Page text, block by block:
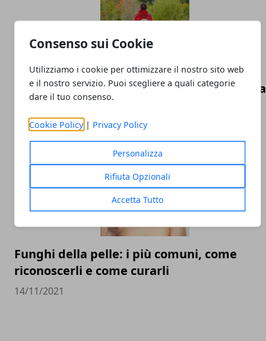
Consenso sui Cookie
Utilizziamo i cookie per ottimizzare il nostro sito web
e il nostro servizio. Puoi scegliere a quali categorie
dare il tuo consenso.
Cookie Policy| Privacy Policy
Personalizza
Rifiuta Opzionali
Accetta Tutto
Menopausa precoce: sintomi iniziali, causa
e rimedi
13/09/2022
Funghi della pelle: i più comuni, come
riconoscerli e come curarli
14/11/2021